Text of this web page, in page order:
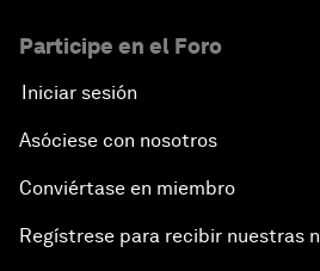
Participe en el Foro
Iniciar sesión
Asóciese con nosotros
Conviértase en miembro
Regístrese para recibir nuestras